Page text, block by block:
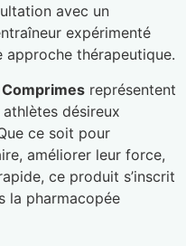
avec un
expérimenté
thérapeutique.
représentent
désireux
ce soit pour
améliorer leur force,
ce produit s’inscrit
la pharmacopée